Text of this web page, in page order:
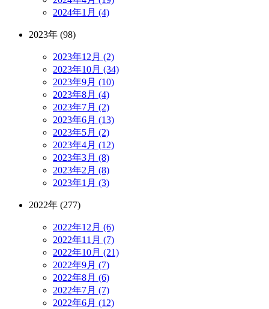
2024年1月 (4)
2023年 (98)
2023年12月 (2)
2023年10月 (34)
2023年9月 (10)
2023年8月 (4)
2023年7月 (2)
2023年6月 (13)
2023年5月 (2)
2023年4月 (12)
2023年3月 (8)
2023年2月 (8)
2023年1月 (3)
2022年 (277)
2022年12月 (6)
2022年11月 (7)
2022年10月 (21)
2022年9月 (7)
2022年8月 (6)
2022年7月 (7)
2022年6月 (12)